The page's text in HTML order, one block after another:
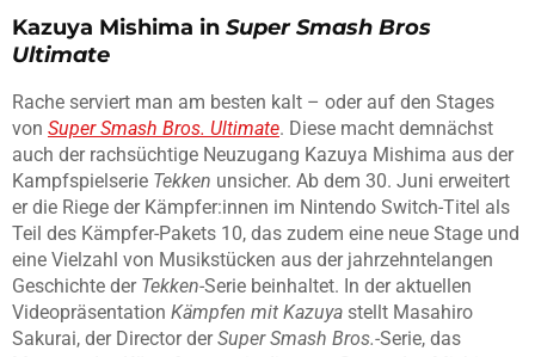
Kazuya Mishima in Super Smash Bros
Ultimate
Rache serviert man am besten kalt – oder auf den Stages
von Super Smash Bros. Ultimate. Diese macht demnächst
auch der rachsüchtige Neuzugang Kazuya Mishima aus der
Kampfspielserie Tekken unsicher. Ab dem 30. Juni erweitert
er die Riege der Kämpfer:innen im Nintendo Switch-Titel als
Teil des Kämpfer-Pakets 10, das zudem eine neue Stage und
eine Vielzahl von Musikstücken aus der jahrzehntelangen
Geschichte der Tekken-Serie beinhaltet. In der aktuellen
Videopräsentation Kämpfen mit Kazuya stellt Masahiro
Sakurai, der Director derSuper Smash Bros.-Serie, das